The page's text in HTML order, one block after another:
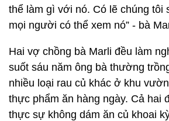
thể làm gì với nó. Có lẽ chúng tôi
mọi người có thể xem nó” - bà
Hai vợ chồng bà Marli đều làm
suốt sáu năm ông bà thường
nhiều loại rau củ khác ở khu
thực phẩm ăn hàng ngày. Cả hai
thực sự không dám ăn củ khoai